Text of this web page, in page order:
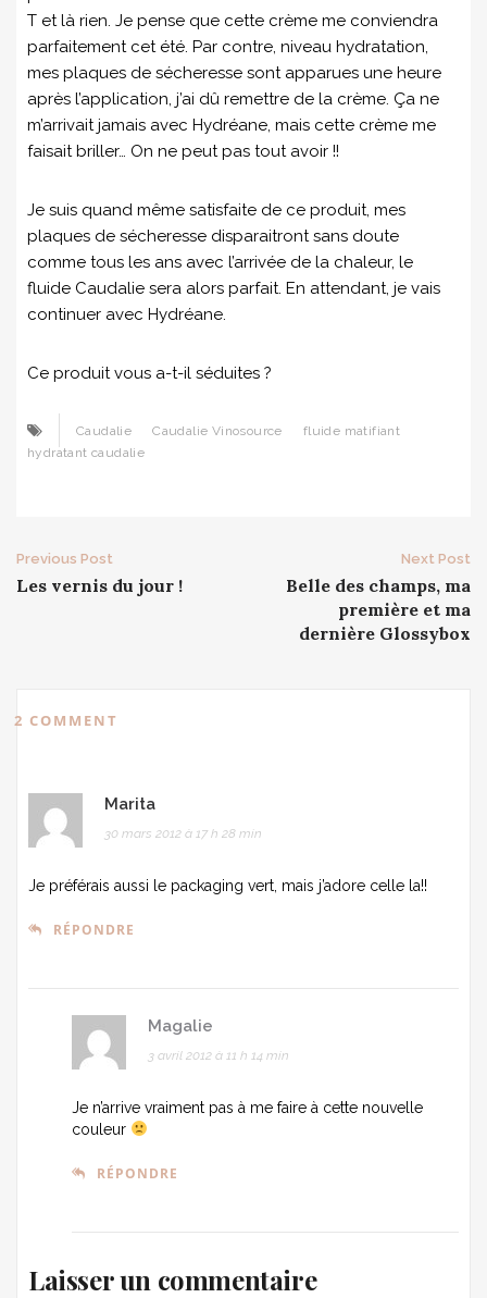
T et là rien. Je pense que cette crème me conviendra
parfaitement cet été. Par contre, niveau hydratation,
mes plaques de sécheresse sont apparues une heure
après l’application, j’ai dû remettre de la crème. Ça ne
m’arrivait jamais avec Hydréane, mais cette crème me
faisait briller… On ne peut pas tout avoir !!
Je suis quand même satisfaite de ce produit, mes
plaques de sécheresse disparaitront sans doute
comme tous les ans avec l’arrivée de la chaleur, le
fluide Caudalie sera alors parfait. En attendant, je vais
continuer avec Hydréane.
Ce produit vous a-t-il séduites ?
Caudalie Caudalie Vinosource
fluide matifiant
hydratant caudalie
Post
navigation
Previous Post
Les vernis du jour !
Next Post
Belle des champs, ma
première et ma
dernière Glossybox
2 COMMENT
Marita
30 mars 2012 à 17 h 28 min
Je préférais aussi le packaging vert, mais j’adore celle la!!
RÉPONDRE
Magalie
3 avril 2012 à 11 h 14 min
Je n’arrive vraiment pas à me faire à cette nouvelle
couleur
RÉPONDRE
Laisser un commentaire